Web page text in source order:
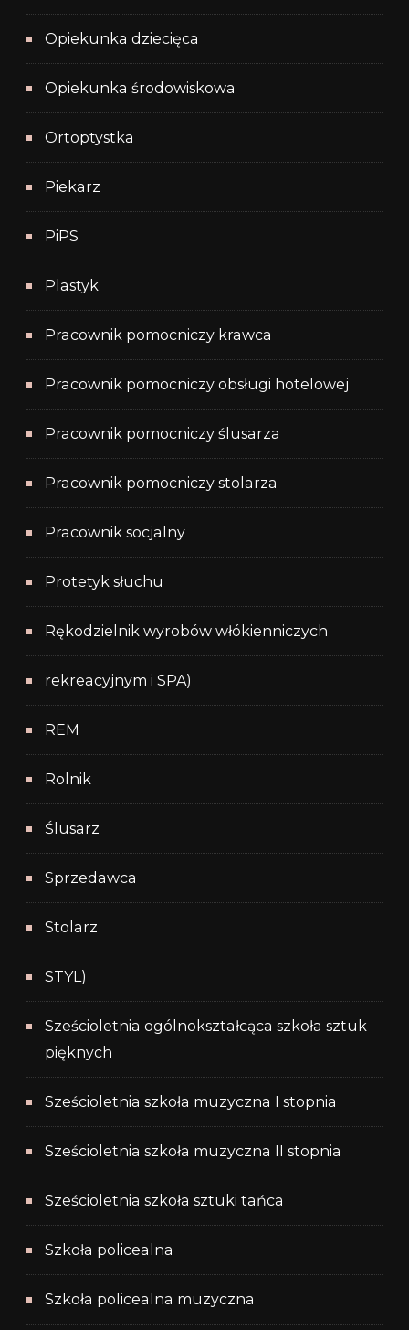
Opiekunka dziecięca
Opiekunka środowiskowa
Ortoptystka
Piekarz
PiPS
Plastyk
Pracownik pomocniczy krawca
Pracownik pomocniczy obsługi hotelowej
Pracownik pomocniczy ślusarza
Pracownik pomocniczy stolarza
Pracownik socjalny
Protetyk słuchu
Rękodzielnik wyrobów włókienniczych
rekreacyjnym i SPA)
REM
Rolnik
Ślusarz
Sprzedawca
Stolarz
STYL)
Sześcioletnia ogólnokształcąca szkoła sztuk
pięknych
Sześcioletnia szkoła muzyczna I stopnia
Sześcioletnia szkoła muzyczna II stopnia
Sześcioletnia szkoła sztuki tańca
Szkoła policealna
Szkoła policealna muzyczna